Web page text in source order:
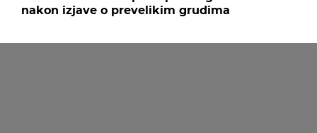
nakon izjave o prevelikim grudima